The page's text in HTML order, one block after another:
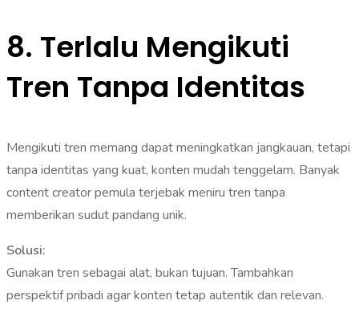
8. Terlalu Mengikuti
Tren Tanpa Identitas
Mengikuti tren memang dapat meningkatkan jangkauan, tetapi
tanpa identitas yang kuat, konten mudah tenggelam. Banyak
content creator pemula terjebak meniru tren tanpa
memberikan sudut pandang unik.
Solusi:
Gunakan tren sebagai alat, bukan tujuan. Tambahkan
perspektif pribadi agar konten tetap autentik dan relevan.